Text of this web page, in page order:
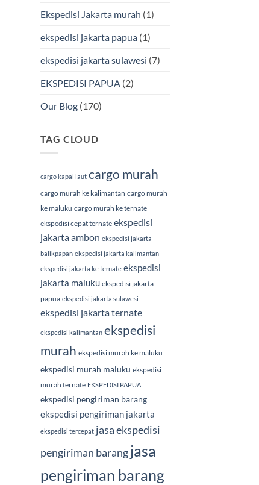
Ekspedisi Jakarta murah (1)
ekspedisi jakarta papua(1)
ekspedisi jakarta sulawesi (7)
EKSPEDISI PAPUA (2)
Our Blog(170)
TAG CLOUD
cargo kapal laut cargo murah
cargo murah ke kalimantan cargo murah
ke maluku cargo murah ke ternate
ekspedisi cepat ternate ekspedisi
jakarta ambon ekspedisi jakarta
balikpapan ekspedisi jakarta kalimantan
ekspedisi jakarta ke ternate ekspedisi
jakarta maluku ekspedisi jakarta
papua ekspedisi jakarta sulawesi
ekspedisi jakarta ternate
ekspedisi kalimantan ekspedisi
murah ekspedisi murah ke maluku
ekspedisi murah maluku ekspedisi
murah ternate EKSPEDISI PAPUA
ekspedisi pengiriman barang
ekspedisi pengiriman jakarta
ekspedisi tercepat jasa ekspedisi
pengiriman barang jasa
pengiriman barang